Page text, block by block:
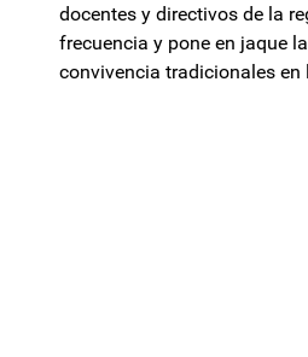
docentes y directivos de la
frecuencia y pone en jaque
convivencia tradicionales en